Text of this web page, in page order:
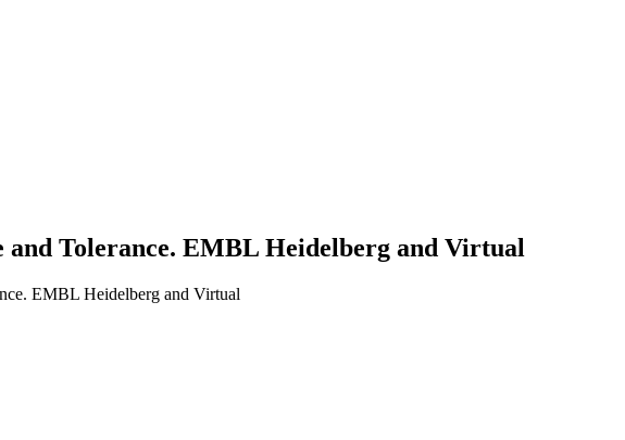
Tolerance. EMBL Heidelberg and Virtual
EMBL Heidelberg and Virtual